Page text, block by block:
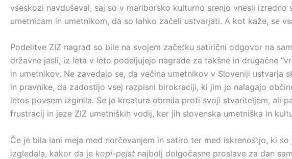
vseskozi navduševal, saj so v mariborsko kulturno srenjo vnesli
umetnicam in umetnikom, da so lahko začeli ustvarjati. A kot kaže, se
Podelitve ZIZ nagrad so bile na svojem začetku satirični odgovor na
državne jasli, iz leta v leto podeljujejo nagrade za takšne in drugačne
in umetnikov. Ne zavedajo se, da večina umetnikov v Sloveniji
in pravnike, da zadostijo vsej razpisni birokraciji, ki jim jo nalagajo
letos povsem izginila. Se je kreatura obrnila proti svoji stvariteljem, ali
frustracij in jeze ZIZ umetniških vodij, ker jih slovenska umetniška in
Če je bila lani meja med norčevanjem in satiro ter med iskrenostjo, ki
izgledala, kakor da je kopi-pejst najbolj dolgočasne proslave za dan